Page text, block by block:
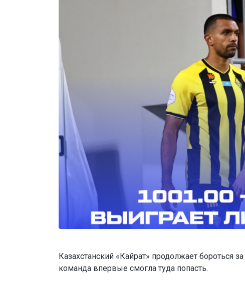
Казахстанский «Кайрат» продолжает бороться
команда впервые смогла туда попасть.